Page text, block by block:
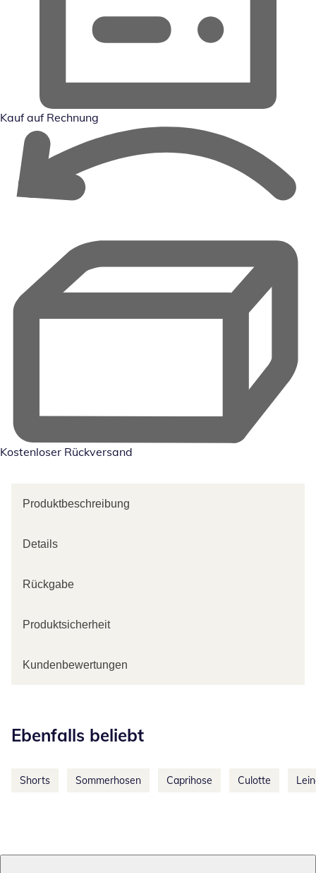
Kauf auf Rechnung
Kostenloser Rückversand
Produktbeschreibung
Details
Rückgabe
Produktsicherheit
Kundenbewertungen
Ebenfalls beliebt
Shorts Sommerhosen Caprihose Culotte